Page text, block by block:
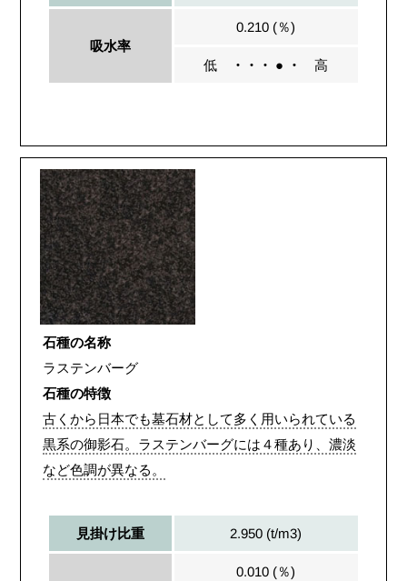
吸水率
0.210 (％)
低 ・・・ ● ・ 高
石種の名称
ラステンバーグ
石種の特徴
古くから日本でも墓石材として多く用いられている
黒系の御影石。ラステンバーグには４種あり、濃淡
など色調が異なる。
見掛け比重 2.950 (t/m3)
0.010 (％)